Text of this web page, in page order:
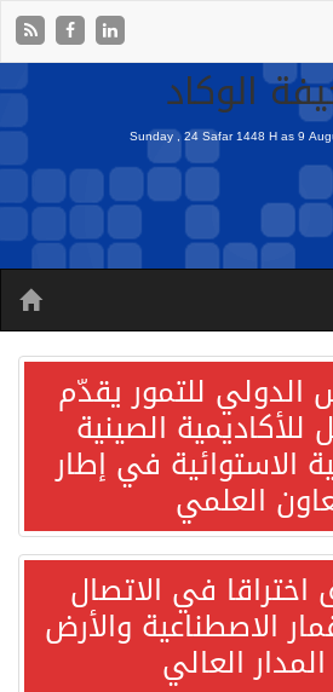
الوكاد
Sunday , 24 Safar 1448 H as9
الدولي للتمور يقدّم
الصينية
الاستوائية في إطار
العلمي
في الاتصال
الاصطناعية والأرض
العالي